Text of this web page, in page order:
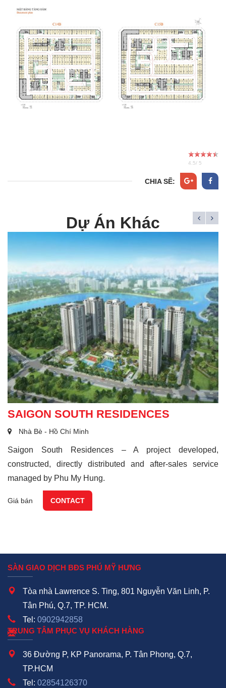
4.5/ 5
CHIA SẼ:
Dự Án Khác
SAIGON SOUTH RESIDENCES
Nhà Bè - Hồ Chí Minh
Saigon South Residences – A project developed,
constructed, directly distributed and after-sales service
managed by Phu My Hung.
Giá bán CONTACT
SÀN GIAO DỊCH BĐS PHÚ MỸ HƯNG
Tòa nhà Lawrence S. Ting, 801 Nguyễn Văn Linh, P.
Tân Phú, Q.7, TP. HCM.
Tel: 0902942858
TRUNG TÂM PHỤC VỤ KHÁCH HÀNG
36 Đường P, KP Panorama, P. Tân Phong, Q.7,
TP.HCM
Tel: 02854126370